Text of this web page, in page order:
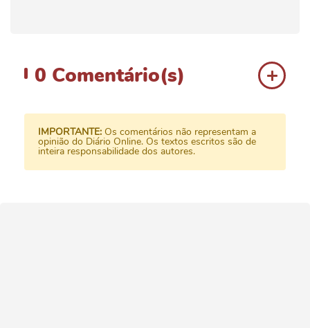
0 Comentário(s)
IMPORTANTE: Os comentários não representam a
opinião do Diário Online. Os textos escritos são de
inteira responsabilidade dos autores.